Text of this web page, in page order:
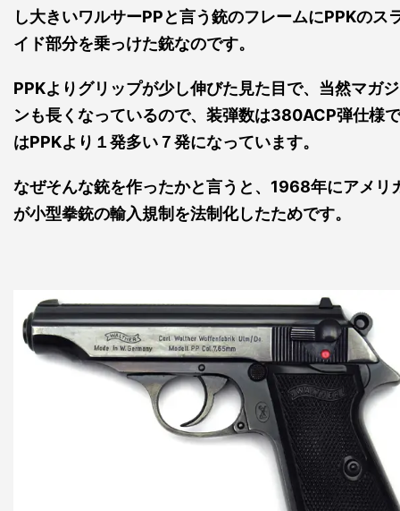
し大きいワルサーPPと言う銃のフレームにPPKのス
イド部分を乗っけた銃なのです。
PPKよりグリップが少し伸びた見た目で、当然マガジ
ンも長くなっているので、装弾数は380ACP弾仕様で
はPPKより１発多い７発になっています。
なぜそんな銃を作ったかと言うと、1968年にアメリ
が小型拳銃の輸入規制を法制化したためです。